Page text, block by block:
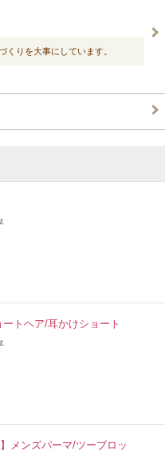
くりを大事にしています。
トヘア/耳かけショート
メンズパーマ/ツーブロッ